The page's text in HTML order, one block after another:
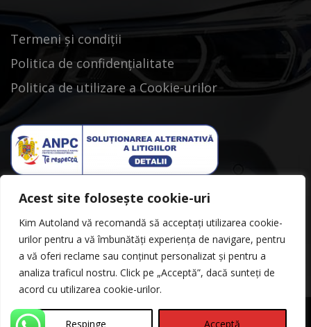
Acest site folosește cookie-uri
Kim Autoland vă recomandă să acceptați utilizarea cookie-
urilor pentru a vă îmbunătăți experiența de navigare, pentru
a vă oferi reclame sau conținut personalizat și pentru a
analiza traficul nostru. Click pe „Acceptă”, dacă sunteți de
acord cu utilizarea cookie-urilor.
Respinge Acceptă
Termeni și condiții
Politica de confidențialitate
Politica de utilizare a Cookie-urilor